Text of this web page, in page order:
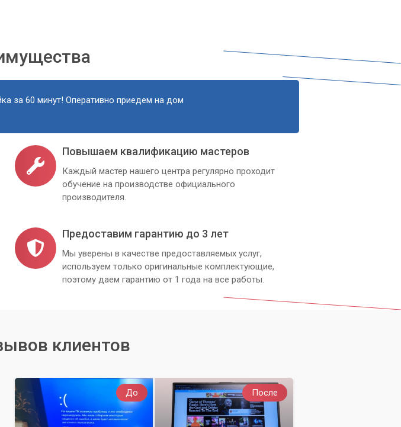
за 60 минут! Оперативно приедем на дом
Повышаем квалификацию мастеров
Каждый мастер нашего центра регулярно проходит
обучение на производстве официального
производителя.
Предоставим гарантию до 3 лет
Мы уверены в качестве предоставляемых услуг,
используем только оригинальные комплектующие,
поэтому даем гарантию от 1 года на все работы.
клиентов
До После